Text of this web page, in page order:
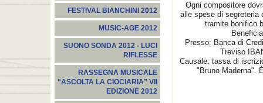
FESTIVAL BIANCHINI 2012
MUSIC-AGE 2012
SUONO SONDA 2012 - LUCI
RIFLESSE
RASSEGNA MUSICALE
“ASCOLTA LA CIOCIARIA” VII
EDIZIONE 2012
Ogni compositore
alle spese di segreteria
tramite bonifico
Presso: Banca di
Treviso
Causale: tassa di
"Bruno Maderna".